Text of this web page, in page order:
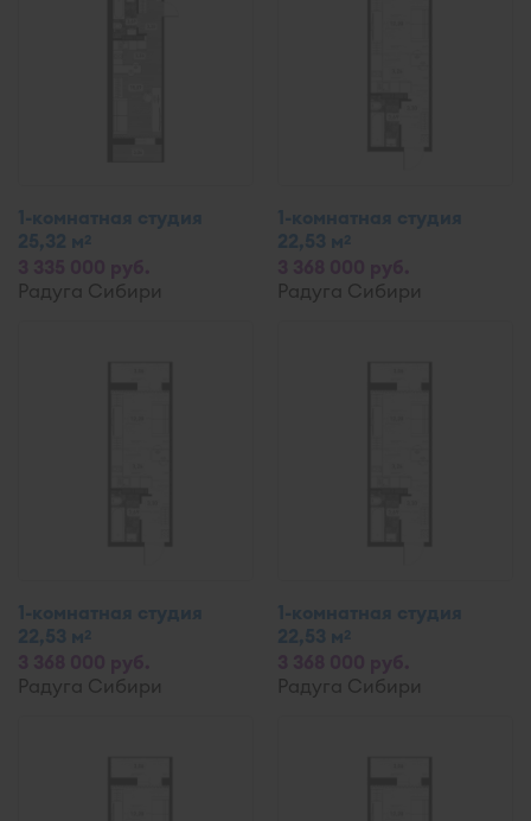
1-комнатная студия
25,32 м2
Радуга Сибири
1-комнатная студия
22,53 м2
Радуга Сибири
1-комнатная студия
22,53 м2
Радуга Сибири
1-комнатная студия
22,53 м2
Радуга Сибири